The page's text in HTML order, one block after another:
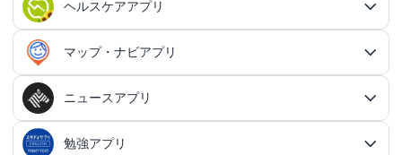
美少女RPGアプリ
カードRPGアプリ
クイズRPGアプリ
カジュアルRPGアプリ
MOBAアプリ
ステルスゲームアプリ
歴史シミュレーションアプリ
メタバース体験シミュレーションゲームアプリ
オンラインシューティングアプリ
縦スクシューティングアプリ
横スクシューティングアプリ
ミステリーアドベンチャーアプリ
ホラーアドベンチャーアプリ
サウンドノベルアプリ
サバイバルアドベンチャーアプリ
パズル・脳トレアプリ総合
パズルゲームアプリ
脱出ゲームアプリ
脳トレゲームアプリ
音楽ゲームアプリ
音楽ゲームアプリ総合
手持ち曲で遊ぶ音ゲーアプリ
オープンワールドアプリ
オープンワールドアプリ総合
3Dサンドボックスアプリ
カジュアルゲームアプリ
育成ゲームアプリ
確定申告アプリ
ギャンブルの管理アプリ
シンプルな日記アプリ
終活アプリ
登録でお金がもらえるアプリ
動画を見るだけで稼ぐアプリ
リマインダーアプリ
時計アプリ
タイマーアプリ
持ち物管理アプリ
生理周期アプリ
体重管理アプリ
血圧記録アプリ
家事アプリ
家事アプリ総合
料理アプリ
掃除アプリ
育児アプリ
育児アプリ総合
防犯アプリ
防犯アプリ総合
防災アプリ
文字起こしアプリ
高音質ボイスレコーダーアプリ
ファイル管理アプリ
ファイル管理アプリ総合
クラウド保存・共有アプリ
名刺管理アプリ総合
会計アプリ
会計アプリ総合
小売・卸売支援ツールアプリ
40代向けマッチングアプリ
60代・シニア向けマッチングアプリ
カップルSNSアプリ
記念日アプリ
デートスポットアプリ
恋愛診断アプリ
恋愛相談アプリ
女性の悩み解決アプリ
スピードテストアプリ
VPNアプリ
スマホ最適化アプリ総合
メモリの確認／解放アプリ
パスワード管理アプリ
セキュリティ対策アプリ
VPNアプリ
キーボードアプリ
文字起こしアプリ
画面の設定アプリ
X（Twitter）アプリ
LINEアプリ
マストドンアプリ
フリーメールアプリ
チャットアプリ
チャットアプリ総合
SMSアプリ
お絵描きチャットアプリ
電話アプリ
電話アプリ総合
ビデオ通話アプリ
掲示板アプリ
ヘア・メイク・ネイルアプリ
メイク・スキンケアアプリ
ネイルアプリ
ファッションアプリ
コーデの参考アプリ
ボディケア・エステアプリ
女性向けダイエットアプリ
スポーツアプリ総合
陸上競技アプリ
陸上競技アプリ総合
ウォーキングアプリ
テニスアプリ
ライトアプリ
ヘルスケアアプリ
ヘルスケアアプリ総合
健康管理アプリ
健康管理アプリ総合
妊娠・出産アプリ
マップ・ナビアプリ
マップ・ナビアプリ総合
ドライブアプリ
ニュースアプリ
ニュースアプリ総合
勉強アプリ